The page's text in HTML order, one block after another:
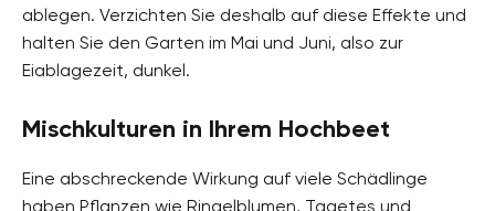
ablegen. Verzichten Sie deshalb auf diese Effekte und
halten Sie den Garten im Mai und Juni, also zur
Eiablagezeit, dunkel.
Mischkulturen in Ihrem Hochbeet
Eine abschreckende Wirkung auf viele Schädlinge
haben Pflanzen wie Ringelblumen, Tagetes und